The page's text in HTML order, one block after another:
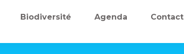
Biodiversité Agenda Contact